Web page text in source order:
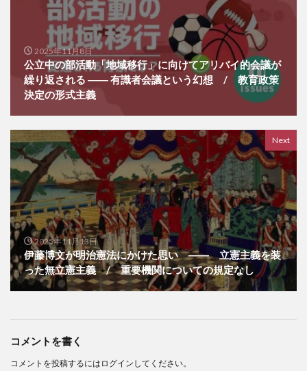
2025年11月8日
公立中の部活動「地域移行」に向けてアリバイ的会議が
繰り返される ―― 有識者会議という幻想 / 教育政策
決定の形式主義
Next
2025年11月13日
伊藤博文が明治憲法にかけた思い ―― 立憲主義を装
った無立憲主義 / 重要機関についての規定なし
コメントを書く
コメントを投稿するには ログイン してください。